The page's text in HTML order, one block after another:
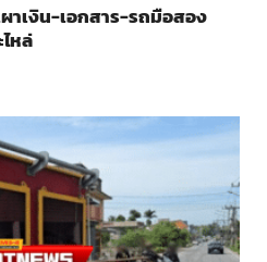
าเงิน-เอกสาร-รถมือสอง
หล่